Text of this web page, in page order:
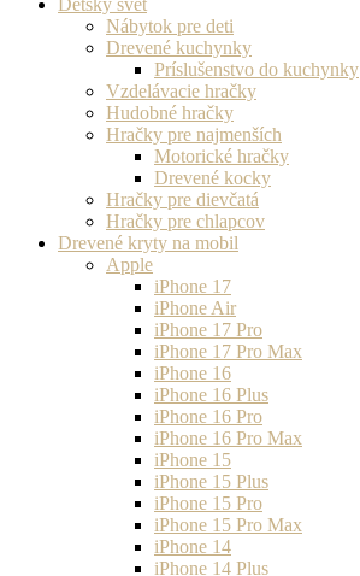
Detský svet
Nábytok pre deti
Drevené kuchynky
Príslušenstvo do kuchynky
Vzdelávacie hračky
Hudobné hračky
Hračky pre najmenších
Motorické hračky
Drevené kocky
Hračky pre dievčatá
Hračky pre chlapcov
Drevené kryty na mobil
Apple
iPhone 17
iPhone Air
iPhone 17 Pro
iPhone 17 Pro Max
iPhone 16
iPhone 16 Plus
iPhone 16 Pro
iPhone 16 Pro Max
iPhone 15
iPhone 15 Plus
iPhone 15 Pro
iPhone 15 Pro Max
iPhone 14
iPhone 14 Plus